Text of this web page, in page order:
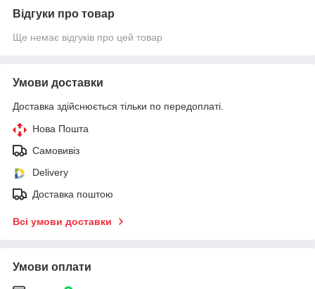
Відгуки про товар
Ще немає відгуків про цей товар
Умови доставки
Доставка здійснюється тільки по передоплаті.
Нова Пошта
Самовивіз
Delivery
Доставка поштою
Всі умови доставки
Умови оплати